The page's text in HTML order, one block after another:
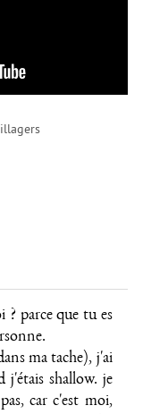
? parce que tu es
ma tache), j'ai
j'étais shallow. je
car c'est moi,